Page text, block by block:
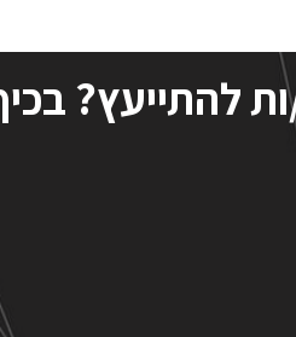
ות להתייעץ?